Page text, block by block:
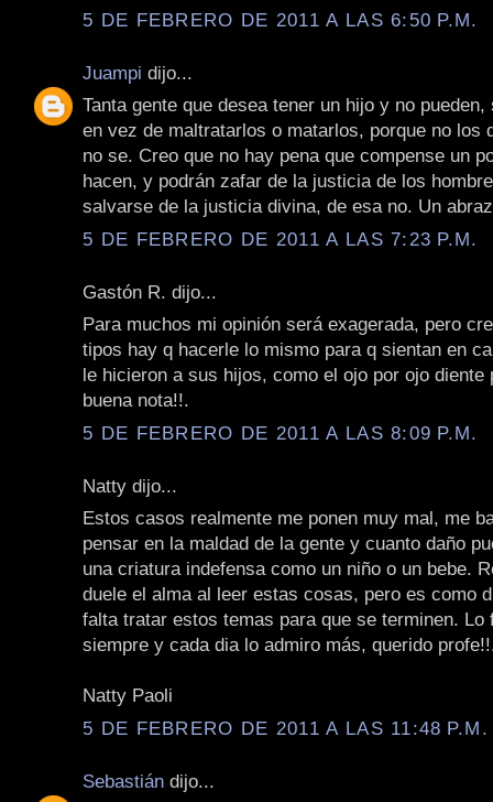
5 DE FEBRERO DE 2011 A LAS 6:50 P.M.
Juampi dijo...
Tanta gente que desea tener un hijo y no
en vez de maltratarlos o matarlos, porque no los
no se. Creo que no hay pena que compense un
hacen, y podrán zafar de la justicia de los
salvarse de la justicia divina, de esa no. Un
5 DE FEBRERO DE 2011 A LAS 7:23 P.M.
Gastón R. dijo...
Para muchos mi opinión será exagerada, pero
tipos hay q hacerle lo mismo para q sientan en
le hicieron a sus hijos, como el ojo por ojo diente
buena nota!!.
5 DE FEBRERO DE 2011 A LAS 8:09 P.M.
Natty dijo...
Estos casos realmente me ponen muy mal, me
pensar en la maldad de la gente y cuanto daño
una criatura indefensa como un niño o un bebe.
duele el alma al leer estas cosas, pero es como
falta tratar estos temas para que se terminen. Lo
siempre y cada dia lo admiro más, querido
Natty Paoli
5 DE FEBRERO DE 2011 A LAS 11:48 P.M.
Sebastián dijo...